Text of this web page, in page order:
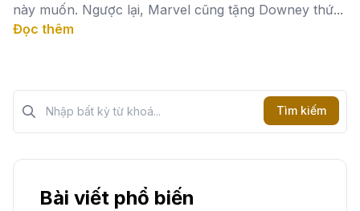
này muốn. Ngược lại, Marvel cũng tặng Downey thứ...
Đọc thêm
Tìm kiếm
Bài viết phổ biến